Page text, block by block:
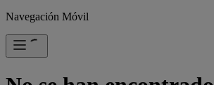
Navegación Móvil